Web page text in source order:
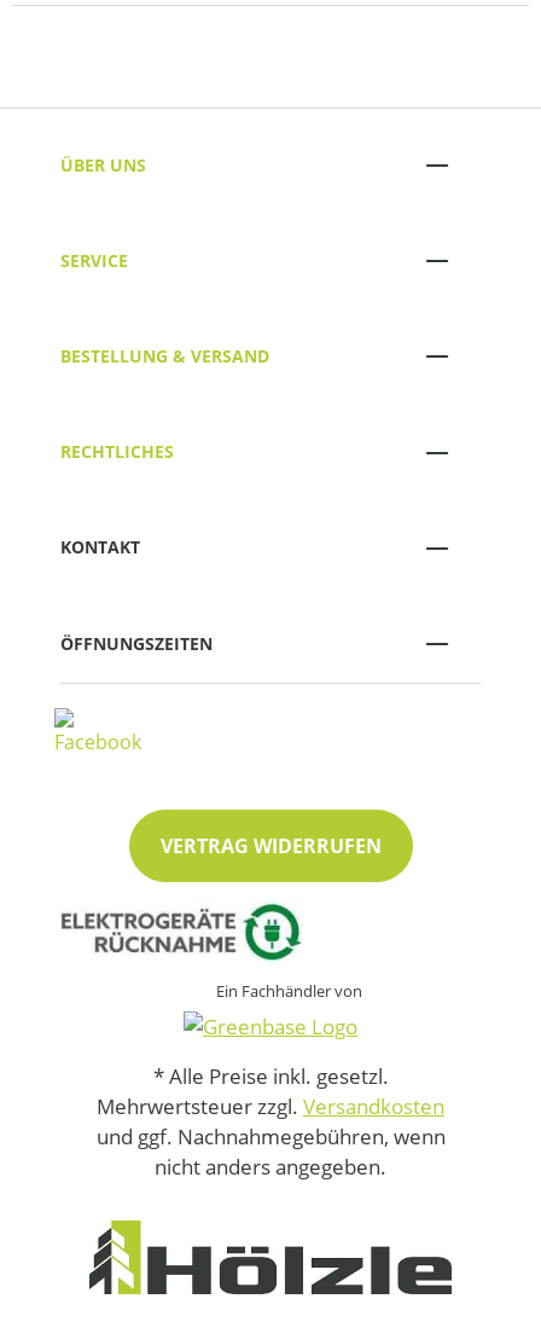
ÜBER UNS
SERVICE
BESTELLUNG & VERSAND
RECHTLICHES
KONTAKT
ÖFFNUNGSZEITEN
VERTRAG WIDERRUFEN
Ein Fachhändler von
* Alle Preise inkl. gesetzl.
Mehrwertsteuer zzgl. Versandkosten
und ggf. Nachnahmegebühren, wenn
nicht anders angegeben.